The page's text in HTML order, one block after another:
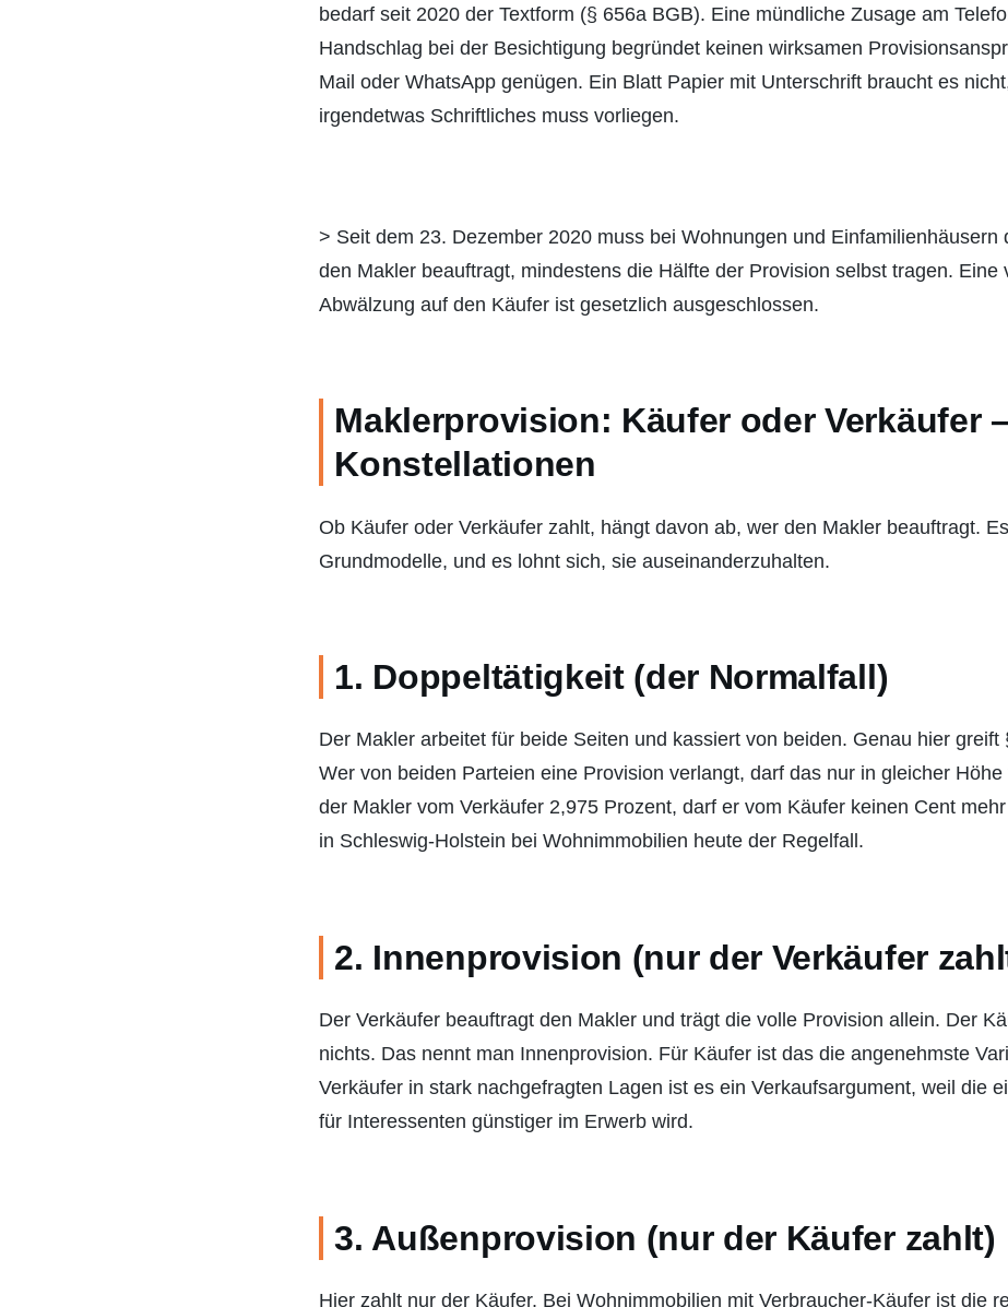
bedarf seit 2020 der Textform (§ 656a BGB). Eine mündliche Zusage am
Handschlag bei der Besichtigung begründet keinen wirksamen
Mail oder WhatsApp genügen. Ein Blatt Papier mit Unterschrift braucht es
irgendetwas Schriftliches muss vorliegen.
> Seit dem 23. Dezember 2020 muss bei Wohnungen und Einfamilienhäusern
den Makler beauftragt, mindestens die Hälfte der Provision selbst tragen. Eine
Abwälzung auf den Käufer ist gesetzlich ausgeschlossen.
Maklerprovision: Käufer oder Verkäufer
Konstellationen
Ob Käufer oder Verkäufer zahlt, hängt davon ab, wer den Makler beauftragt.
Grundmodelle, und es lohnt sich, sie auseinanderzuhalten.
1. Doppeltätigkeit (der Normalfall)
Der Makler arbeitet für beide Seiten und kassiert von beiden. Genau hier greift
Wer von beiden Parteien eine Provision verlangt, darf das nur in gleicher Höhe
der Makler vom Verkäufer 2,975 Prozent, darf er vom Käufer keinen Cent
in Schleswig-Holstein bei Wohnimmobilien heute der Regelfall.
2. Innenprovision (nur der Verkäufer
Der Verkäufer beauftragt den Makler und trägt die volle Provision allein. Der
nichts. Das nennt man Innenprovision. Für Käufer ist das die angenehmste
Verkäufer in stark nachgefragten Lagen ist es ein Verkaufsargument, weil die
für Interessenten günstiger im Erwerb wird.
3. Außenprovision (nur der Käufer zahlt)
Hier zahlt nur der Käufer. Bei Wohnimmobilien mit Verbraucher-Käufer ist die